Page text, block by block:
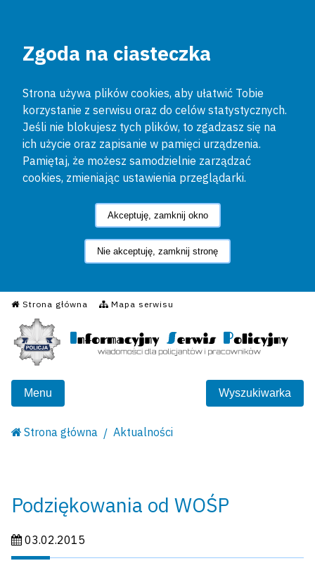
Zgoda na ciasteczka
Strona używa plików cookies, aby ułatwić Tobie
korzystanie z serwisu oraz do celów statystycznych.
Jeśli nie blokujesz tych plików, to zgadzasz się na
ich użycie oraz zapisanie w pamięci urządzenia.
Pamiętaj, że możesz samodzielnie zarządzać
cookies, zmieniając ustawienia przeglądarki.
Akceptuję, zamknij okno
Nie akceptuję, zamknij stronę
Strona główna Mapa serwisu
Informacyjny Serwis
Menu Wyszukiwarka
Strona główna Aktualności
Podziękowania od WOŚP
Data publikacji:
03.02.2015